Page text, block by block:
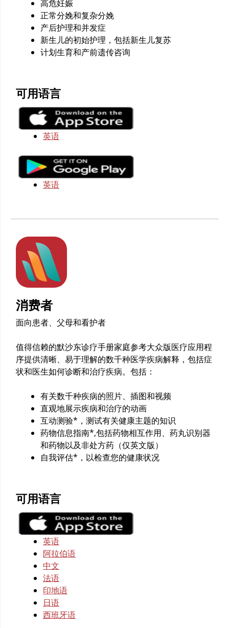
高危妊娠
正常分娩和复杂分娩
产后护理和并发症
新生儿的初始护理，包括新生儿复苏
计划生育和产前遗传咨询
可用语言
英语
英语
消费者
面向患者、父母和看护者
值得信赖的默沙东诊疗手册家庭参考大众版医疗应用程
序提供清晰、易于理解的数千种医学疾病解释，包括症
状和医生如何诊断和治疗疾病。包括：
有关数千种疾病的照片、插图和视频
直观地展示疾病和治疗的动画
互动测验*，测试有关健康主题的知识
药物信息指南*,包括药物相互作用、药丸识别器
和药物以及非处方药（仅英文版）
自我评估*，以检查您的健康状况
可用语言
英语
阿拉伯语
中文
法语
印地语
日语
西班牙语